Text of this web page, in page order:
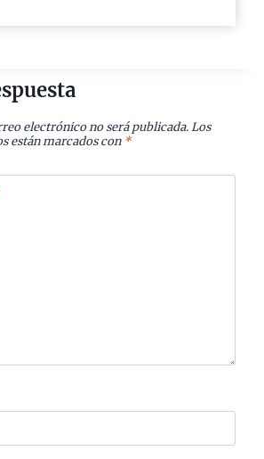
electrónico no será publicada. Los
están marcados con *